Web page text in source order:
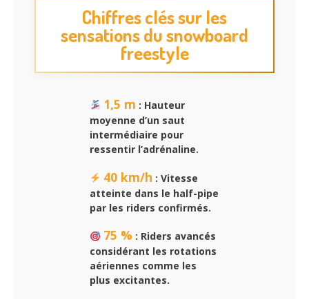
Chiffres clés sur les
sensations du snowboard
freestyle
1,5 m : Hauteur
moyenne d’un saut
intermédiaire pour
ressentir l’adrénaline.
40 km/h : Vitesse
atteinte dans le half-pipe
par les riders confirmés.
75 % : Riders avancés
considérant les rotations
aériennes comme les
plus excitantes.